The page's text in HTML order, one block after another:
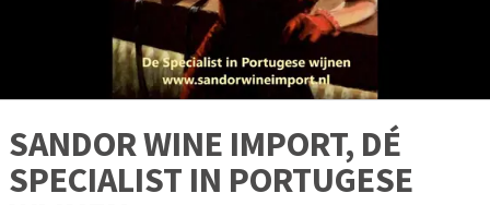
SANDOR WINE IMPORT, DÉ
SPECIALIST IN PORTUGESE